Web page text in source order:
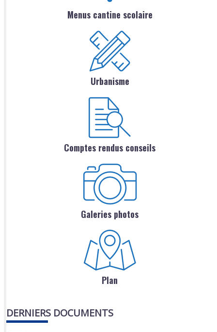
Menus cantine scolaire
Urbanisme
Comptes rendus conseils
Galeries photos
Plan
DERNIERS DOCUMENTS